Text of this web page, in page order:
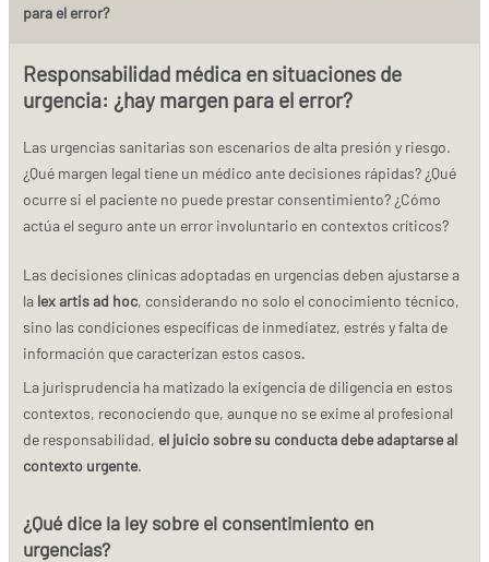
para el error?
Responsabilidad médica en situaciones de
urgencia: ¿hay margen para el error?
Las urgencias sanitarias son escenarios de alta presión y riesgo.
¿Qué margen legal tiene un médico ante decisiones rápidas? ¿Qué
ocurre si el paciente no puede prestar consentimiento? ¿Cómo
actúa el seguro ante un error involuntario en contextos críticos?
Las decisiones clínicas adoptadas en urgencias deben ajustarse a
la lex artis ad hoc, considerando no solo el conocimiento técnico,
sino las condiciones específicas de inmediatez, estrés y falta de
información que caracterizan estos casos.
La jurisprudencia ha matizado la exigencia de diligencia en estos
contextos, reconociendo que, aunque no se exime al profesional
de responsabilidad, el juicio sobre su conducta debe adaptarse al
contexto urgente.
¿Qué dice la ley sobre el consentimiento en
urgencias?